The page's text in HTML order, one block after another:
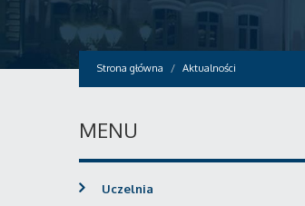
Strona główna Aktualności
MENU
Uczelnia